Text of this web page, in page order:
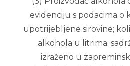
evidenciju s podacima o
upotrijebljene sirovine;
alkohola u litrima;
izraženo u